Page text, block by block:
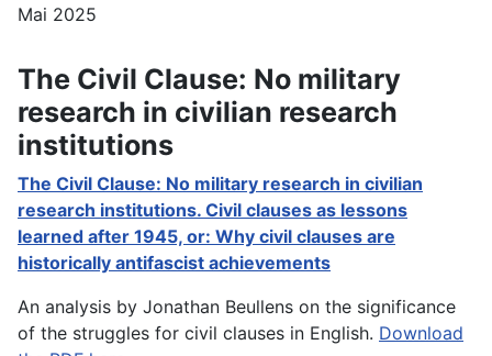
Mai 2025
The Civil Clause: No military
research in civilian research
institutions
The Civil Clause: No military research in civilian
research institutions. Civil clauses as lessons
learned after 1945, or: Why civil clauses are
historically antifascist achievements
An analysis by Jonathan Beullens on the significance
of the struggles for civil clauses in English. Download